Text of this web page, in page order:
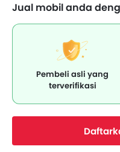
Jual mobil anda
Pembeli asli yang
terverifikasi